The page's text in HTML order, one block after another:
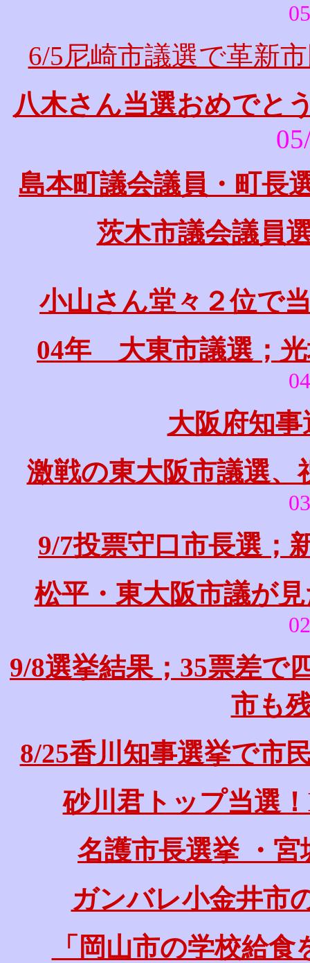
6/5尼崎市議選で革新
八木さん当選おめでと
島本町議会議員・町長
茨木市議会議員
小山さん堂々２位で
04年 大東市議選；光
大阪府知事
激戦の東大阪市議選
9/7投票守口市長選；
松平・東大阪市議が
9/8選挙結果；35票差で
市も
8/25香川知事選挙で市
砂川君トップ当選
名護市長選挙 ・
ガンバレ小金井市
「岡山市の学校給